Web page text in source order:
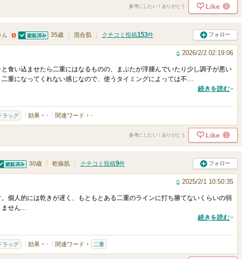
に
お
に
入
登
録
す
参考にしたい！ありがとう Like 0
ん
5
人
以
の
メ
ー
気
に
り
登
35歳 混合肌 クチコミ投稿153件 フォロー
2026/2/2 02:19:06
食い込ませたら二重にはなるものの、まぶたが浮腫んでいたり少し調子が悪い
重になってくれない感じなので、使うタイミングによっては不…
続きを読む
ラッグ 効果 - 関連ワード -
参考にしたい！ありがとう Like 1
30歳 乾燥肌 クチコミ投稿9件 フォロー
2025/2/1 10:50:35
個人的には乾きが遅く、もともとある二重のラインに打ち勝てないくらいの弱
せん...
続きを読む
ラッグ 効果 - 関連ワード 二重